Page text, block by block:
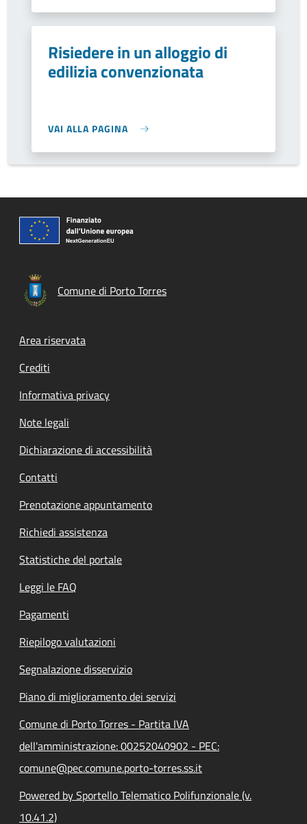
Risiedere in un alloggio di
edilizia convenzionata
VAI ALLA PAGINA
Comune di Porto Torres
Footer menu
Area riservata
Crediti
Informativa privacy
Note legali
Dichiarazione di accessibilità
Contatti
Prenotazione appuntamento
Richiedi assistenza
Statistiche del portale
Leggi le FAQ
Pagamenti
Riepilogo valutazioni
Segnalazione disservizio
Piano di miglioramento dei servizi
Comune di Porto Torres - Partita IVA
dell'amministrazione: 00252040902 - PEC:
comune@pec.comune.porto-torres.ss.it
Powered by Sportello Telematico Polifunzionale (v.
10.41.2)